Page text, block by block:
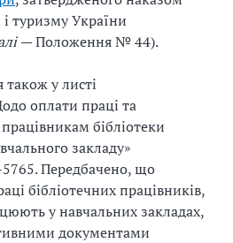
і туризму України
— Положення№ 44).
у листі
оплати праці та
бібліотеки
закладу»
Передбачено, що
бібліотечних працівників,
у навчальних закладах,
документами